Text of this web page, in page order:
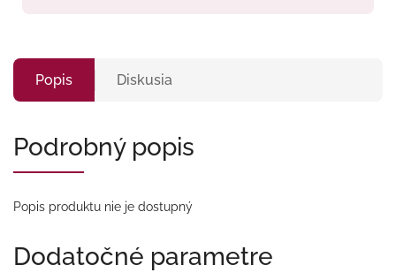
Popis Diskusia
Podrobný popis
Popis produktu nie je dostupný
Dodatočné parametre